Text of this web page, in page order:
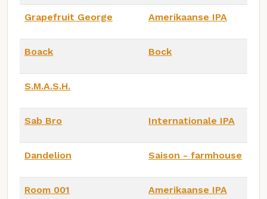
Grapefruit George Amerikaanse IPA
Boack Bock
S.M.A.S.H.
Sab Bro Internationale IPA
Dandelion Saison - farmhouse
Room 001 Amerikaanse IPA